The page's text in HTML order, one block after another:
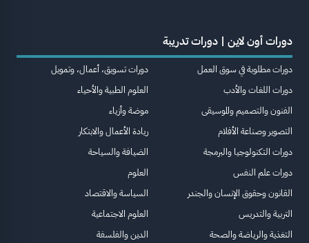
دورات أون لاين | دورات تدريبة
دورات مطلوبة في سوق العمل
دورات اللغات والأدب
الفنون والتصميم والموسيقى
التصوير وصناعة الأفلام
دورات التكنولوجيا والبرمجة
دورات علم النفس
القانون وحقوق الإنسان والجندر
التربية والتدريس
التغذية والرياضة والصحة
دورات تسويق، أعمال، وتمويل
العلوم الطبية والأحياء
موضة وأزياء
ريادة الأعمال والابتكار
الضيافة والسياحة
العلوم
السياسة والاقتصاد
العلوم الاجتماعية
الدين والفلسفة